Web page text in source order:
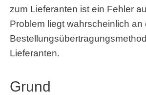
zum Lieferanten ist ein Fehler
Problem liegt wahrscheinlich an
Lieferanten.
Grund